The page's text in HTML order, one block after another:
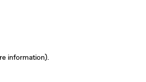
information).